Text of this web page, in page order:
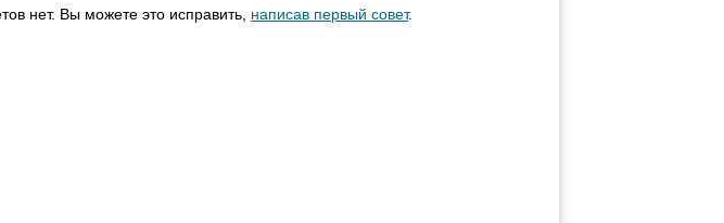
нет. Вы можете это исправить, написав первый совет.